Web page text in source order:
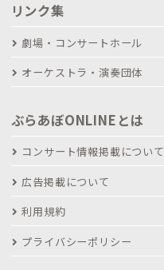
リンク集
劇場・コンサートホール
オーケストラ・演奏団体
ぶらあぼONLINEとは
コンサート情報掲載について
広告掲載について
利用規約
プライバシーポリシー